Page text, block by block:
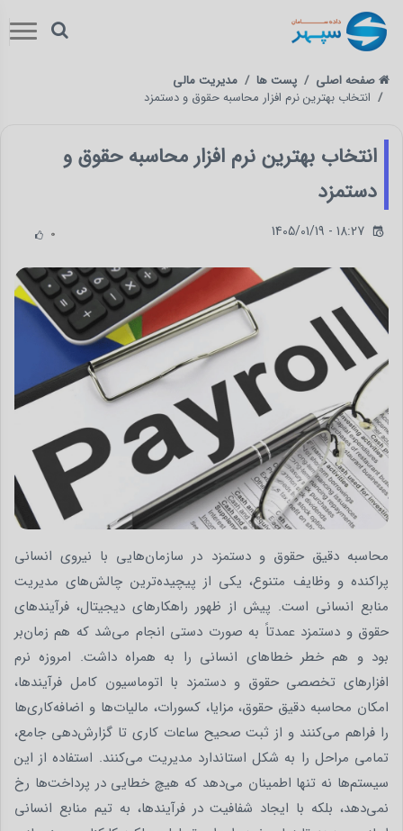
صفحه اصلی پست ها
مدیریت مالی
انتخاب بهترین نرم افزار محاسبه حقوق و دستمزد
انتخاب بهترین نرم افزار محاسبه حقوق و
دستمزد
0 1405/01/19 - 18:27
محاسبه دقیق حقوق و دستمزد در سازمان‌هایی با نیروی انسانی
پراکنده و وظایف متنوع، یکی از پیچیده‌ترین چالش‌های مدیریت
منابع انسانی است. پیش از ظهور راهکارهای دیجیتال، فرآیندهای
حقوق و دستمزد عمدتاً به صورت دستی انجام می‌شد که هم زمان‌بر
بود و هم خطر خطاهای انسانی را به همراه داشت. امروزه نرم‌
افزارهای تخصصی حقوق و دستمزد با اتوماسیون کامل فرآیندها،
امکان محاسبه دقیق حقوق، مزایا، کسورات، مالیات‌ها و اضافه‌کاری‌ها
را فراهم می‌کنند و از ثبت صحیح ساعات کاری تا گزارش‌دهی جامع،
تمامی مراحل را به شکل استاندارد مدیریت می‌کنند. استفاده از این
سیستم‌ها نه تنها اطمینان می‌دهد که هیچ خطایی در پرداخت‌ها رخ
نمی‌دهد، بلکه با ایجاد شفافیت در فرآیندها، به تیم منابع انسانی